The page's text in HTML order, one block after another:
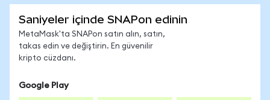
Saniyeler içinde SNAPon edinin
MetaMask'ta SNAPon satın alın, satın,
takas edin ve değiştirin. En güvenilir
kripto cüzdanı.
Google Play